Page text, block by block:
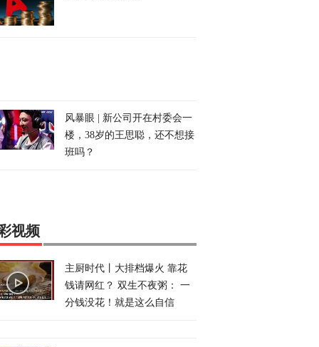
风暴眼 | 新公司开在村委会一
楼，38岁的王思聪，还不想接
班吗？
视频
主厨时代丨大排档爆火 靠花
钱请网红？ 双生不夜粥： 一
分钱没花！就是这么自信